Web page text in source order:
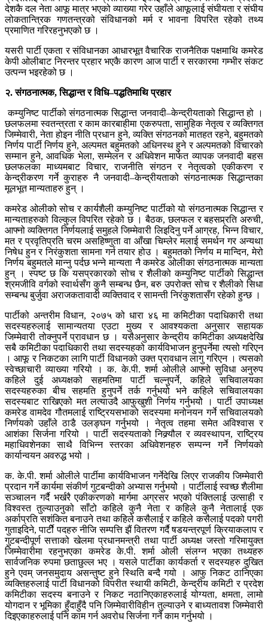
देशकै दल नेता आफू मात्र भएको व्याख्या गरेर उहाँले आफूलाई संघीयता र संघीय
लोकतान्त्रिक गणतन्त्रको संविधानको मर्म र भावना विपरित रहेको तथ्य
प्रमाणित गरिरहनुभएको छ ।
यसरी पार्टी एकता र संविधानका आधारभूत वैचारिक राजनैतिक पक्षमाथि कमरेड
केपी ओलीबाट निरन्तर प्रहार भएकै कारण आज पार्टी र सरकारमा गम्भीर संकट
उत्पन्न भइरहेको छ ।
२. संगठनात्मक, सिद्धान्त र विधि–पद्धतिमाथि प्रहार
कम्युनिष्ट पार्टीको संगठनात्मक सिद्धान्त जनवादी–केन्द्रीयताको सिद्धान्त हो ।
छलफलमा स्वतन्त्रता र काम कारबाहीमा एकरुपता, सामुहिक नेतृत्व र व्यक्तिगत
जिम्मेवारी, नेता होइन नीति प्रधान हुने, व्यक्ति संगठनको मातहत रहने, बहुमतको
निर्णय पार्टी निर्णय हुने, अल्पमत बहुमतको अधिनस्थ हुने र अल्पमतको विचारको
सम्मान हुने, आवधिक भेला, सम्मेलन र अधिवेशन मार्फत व्यापक जनवादी बहस
छलफलका माध्यमबाट विचार, राजनीति संगठन र नेतृत्वको एकीकरण र
केन्द्रीकरण गर्ने कुराहरु नै जनवादी–केन्द्रीयताको संगठनात्मक सिद्धान्तका
मूलभूत मान्यताहरु हुन् ।
कमरेड ओलीको सोच र कार्यशैली कम्युनिष्ट पार्टीको यो संगठनात्मक सिद्धान्त र
मान्यताहरुको विल्कुल विपरित रहेको छ । बैठक, छलफल र बहसप्र्रति अरुची,
आफ्नो व्यक्तिगत निर्णयलाई समुहले जिम्मेवारी लिइदिनु पर्ने आग्रह, भिन्न विचार,
मत र प्रवृतिप्रति चरम असहिष्णुता वा आँखा चिम्लेर मलाई समर्थन गर अन्यथा
निषेध हुन र निरंकुशता सामना गर्न तयार होउ । बहुमतको निर्णय म मान्दिन, मेरो
निर्णय बहुमतले मान्नु पर्दछ भन्ने मान्यता नै कमरेड ओलीका संगठनात्मक मान्यता
हुन् । स्पष्ट छ कि यसप्रकारको सोच र शैलीको कम्युनिष्ट पार्टीको सिद्धान्त
श्रमजीवि वर्गको स्वार्थसँग कुनै सम्बन्ध छैन, बरु उपरोक्त सोच र शैलीको सिधा
सम्बन्ध बुर्जुवा अराजकतावादी व्यक्तिवाद र सामन्ती निरंकुशतासँग रहेको हुन्छ ।
पार्टीको अन्तरीम विधान, २०७५ को धारा ४६ मा कमिटीका पदाधिकारी तथा
सदस्यहरुलाई सामान्यतया एउटा मुख्य र आवश्यकता अनुसार सहायक
जिम्मेवारी तोक्नुपर्ने प्रावधान छ । यसैअनुसार केन्द्रीय कमिटीका अध्यक्षदेखि
सबै कमिटीका पदाधिकारी तथा सदस्यहको कार्यविभाजन हुनुपर्नेमा त्यसो गरिएन
। आफू र निकटका लागि पार्टी विधानको उक्त प्रावधान लागु गरिएन । त्यसको
स्वेच्छाचारी व्याख्या गरियो । क. के.पी. शर्मा ओलीले आफ्नो सुविधा अनुरुप
कहिले दुई अध्यक्षको सहमतिमा पार्टी चल्नुपर्ने, कहिले सचिवालयका
सदस्यहरुका बीच सहमति हुनुपर्ने तर्क गर्नुभयो भने कहिले सचिवालयका
सदस्यबाट राखिएको मत लत्याउदै आफुखुशी निर्णय गर्नुभयोे । पार्टी उपाध्यक्ष
कमरेड वामदेव गौतमलाई राष्ट्रियसभाको सदस्यमा मनोनयन गर्ने सचिवालयको
निर्णयको उहाँले ठाडै उलङ्घन गर्नुभयो । नेतृत्व तहमा समेत अविश्वास र
आशंका सिर्जना गरियो । पार्टी सदस्यताको निक्र्यौल र व्यवस्थापन, राष्ट्रिय
महाधिवशेनका साथै विभिन्न स्तरका अधिवेशनहरु सम्पन्न गर्ने निर्णयको
कार्यान्वयन अवरुद्ध भयो ।
क. के.पी. शर्मा ओलीले पार्टीमा कार्यविभाजन गर्नेदेखि लिएर राजकीय जिम्मेवारी
प्रदान गर्ने कार्यमा संकीर्ण गुटबन्दीको अभ्यास गर्नुभयोे । पार्टीलाई स्वच्छ शैलीमा
सञ्चालन गर्दै भर्खरै एकीकरणको मार्गमा अग्रसर भएको पंक्तिलाई उत्साही र
विश्वस्त तुल्याउनुको साँटो कहिले कुनै नेता र कहिले कुनै नेतालाई एक
अर्काप्रति सशंकित बनाउने तथा कहिले कसैलाई र कहिले कसैलाई पदको पगरी
गुताइदिने, पार्टीे पदहरु नीजि सम्पत्ति झैं वितरण गर्दै षडयन्त्रपूर्ण क्रियाकलाप र
गुटबन्दीपूर्ण सत्ताको खेलमा प्रधानमन्त्री तथा पार्टी अध्यक्ष जस्तो गरिमायुक्त
जिम्मेवारीमा रहनुभएका कमरेड के.पी. शर्मा ओली संलग्न भएका तथ्यहरु
सार्वजनिक रुपमा छताछुल्ल भए । यसले पार्टीका कार्यकर्ता र सदस्यहरु दुखित
हुने एवम् जनसमुदाय असन्तुष्ट हुने स्थिति बन्दै गयो । आफु निकट ठानिएका
व्यक्तिहरुलाई पार्टी विधानको विपरीत स्थायी कमिटी, केन्द्रीय कमिटी र प्रदेश
कमिटीका सदस्य बनाउने र निकट नठानिएकाहरुलाई योग्यता, क्षमता, लामो
योगदान र भूमिका हुँदाहुँदै पनि जिम्मेवारीविहीन तुल्याउने र बाध्यतावश जिम्मेवारी
दिइएकाहरुलाई पनि काम गर्न अवरोध सिर्जना गर्ने काम गर्नुभयो ।